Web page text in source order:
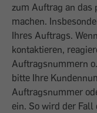
zum Auftrag an das
machen.
Ihres Auftrags.
kontaktieren,
Auftragsnummern
bitte Ihre
Auftragsnummer
ein. So wird der